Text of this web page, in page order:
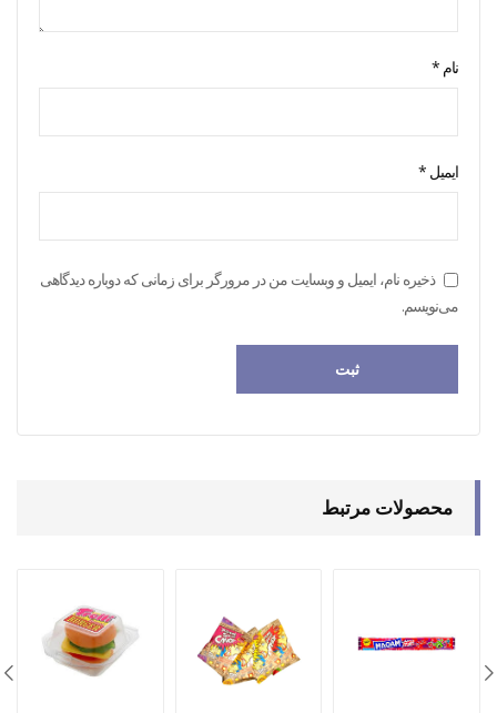
نام *
ایمیل *
ذخیره نام، ایمیل و وبسایت من در مرورگر برای زمانی که دوباره دیدگاهی
می‌نویسم.
محصولات مرتبط